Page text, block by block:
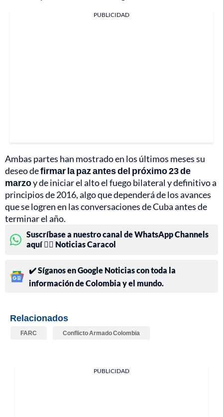
PUBLICIDAD
Ambas partes han mostrado en los últimos meses su
deseo defirmar la paz antes del próximo 23 de
marzoy de iniciar el alto el fuego bilateral y definitivo a
principios de 2016, algo que dependerá de los avances
que se logren en las conversaciones de Cuba antes de
terminar el año.
Suscríbase a nuestro canal de WhatsApp Channels
aquí 👉🏻 Noticias Caracol
✔️ Síganos en Google Noticias con toda la
información de Colombia y el mundo.
Relacionados
FARC Conflicto Armado Colombia
PUBLICIDAD